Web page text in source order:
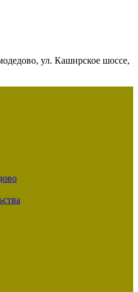
ул. Каширское шоссе,